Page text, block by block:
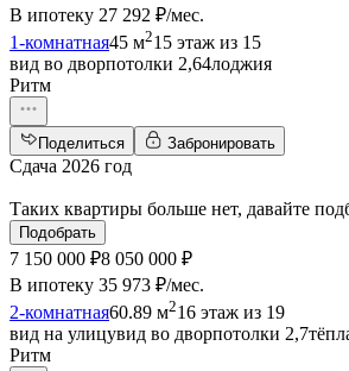
В ипотеку 27 292 ₽/мес.
1-комнатная45 м215 этаж из 15
вид во дворпотолки 2,64лоджия
Ритм
Поделиться Забронировать
Сдача 2026 год
Таких квартиры больше нет, давайте
Подобрать
7 150 000 ₽8 050 000 ₽
В ипотеку 35 973 ₽/мес.
2-комнатная60.89 м216 этаж из 19
вид на улицувид во дворпотолки 2,7
Ритм